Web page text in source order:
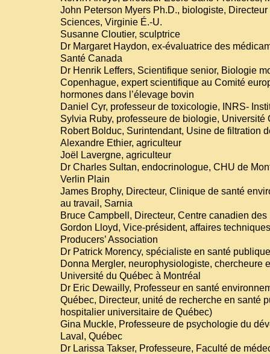
John Peterson Myers Ph.D., biologiste,
Sciences, Virginie É.-U.
Susanne Cloutier, sculptrice
Dr Margaret Haydon, ex-évaluatrice des
Santé Canada
Dr Henrik Leffers, Scientifique senior, Biologie
Copenhague, expert scientifique au Comité
hormones dans l’élevage bovin
Daniel Cyr, professeur de toxicologie, INRS-
Sylvia Ruby, professeure de biologie, Université
Robert Bolduc, Surintendant, Usine de filtration
Alexandre Ethier, agriculteur
Joël Lavergne, agriculteur
Dr Charles Sultan, endocrinologue, CHU de
Verlin Plain
James Brophy, Directeur, Clinique de santé
au travail, Sarnia
Bruce Campbell, Directeur, Centre canadien
Gordon Lloyd, Vice-président, affaires
Producers’ Association
Dr Patrick Morency, spécialiste en santé publique
Donna Mergler, neurophysiologiste, chercheure
Université du Québec à Montréal
Dr Eric Dewailly, Professeur en santé
Québec, Directeur, unité de recherche en santé
hospitalier universitaire de Québec)
Gina Muckle, Professeure de psychologie du
Laval, Québec
Dr Larissa Takser, Professeure, Faculté de